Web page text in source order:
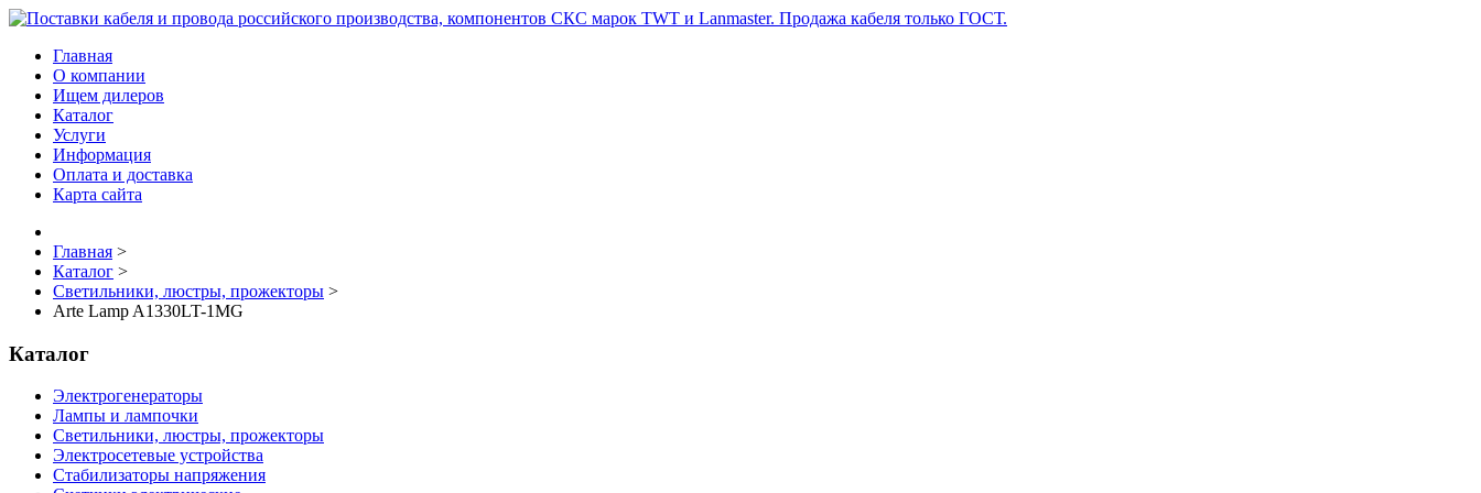
Главная
О компании
Ищем дилеров
Каталог
Услуги
Информация
Оплата и доставка
Карта сайта
Главная >
Каталог >
Светильники, люстры, прожекторы >
Arte Lamp A1330LT-1MG
Каталог
Электрогенераторы
Лампы и лампочки
Светильники, люстры, прожекторы
Электросетевые устройства
Стабилизаторы напряжения